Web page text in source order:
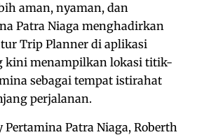
aman, nyaman, dan
Patra Niaga menghadirkan
Trip Planner di aplikasi
kini menampilkan lokasi titik-
sebagai tempat istirahat
perjalanan.
Pertamina Patra Niaga, Roberth